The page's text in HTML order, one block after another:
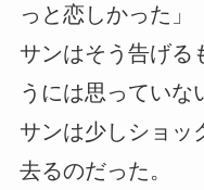
っと恋しかった」
サンはそう告げる
うには思っていな
サンは少しショッ
去るのだった。